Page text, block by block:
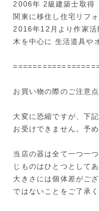
2006年 2級建築士取得
関東に移住し住宅リフ
2016年12月より作家活
木を中心に 生活道具や
お買い物の際のご注意点
大変に恐縮ですが、下
お受けできません。予
当店の器は全て一つ一
じものはひとつとして
大きさには個体差がご
ではないことをご了承く